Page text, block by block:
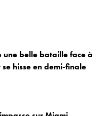
une belle bataille face à
hisse en demi-finale